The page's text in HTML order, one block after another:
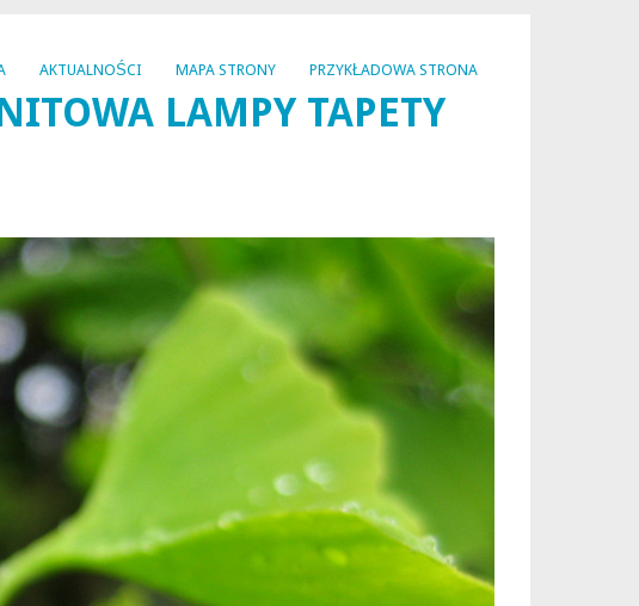
AKTUALNOŚCI MAPA STRONY PRZYKŁADOWA STRONA
LAMPY TAPETY